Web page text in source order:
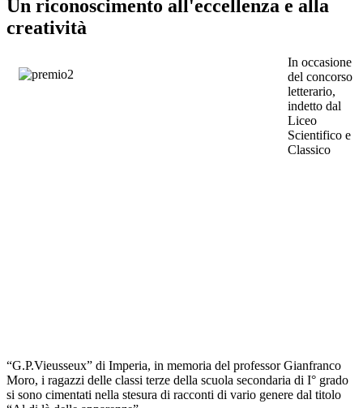
Un riconoscimento all'eccellenza e alla
creatività
In occasione
del concorso
letterario,
indetto dal
Liceo
Scientifico e
Classico
“G.P.Vieusseux” di Imperia, in memoria del professor Gianfranco
Moro, i ragazzi delle classi terze della scuola secondaria di I° grado
si sono cimentati nella stesura di racconti di vario genere dal titolo